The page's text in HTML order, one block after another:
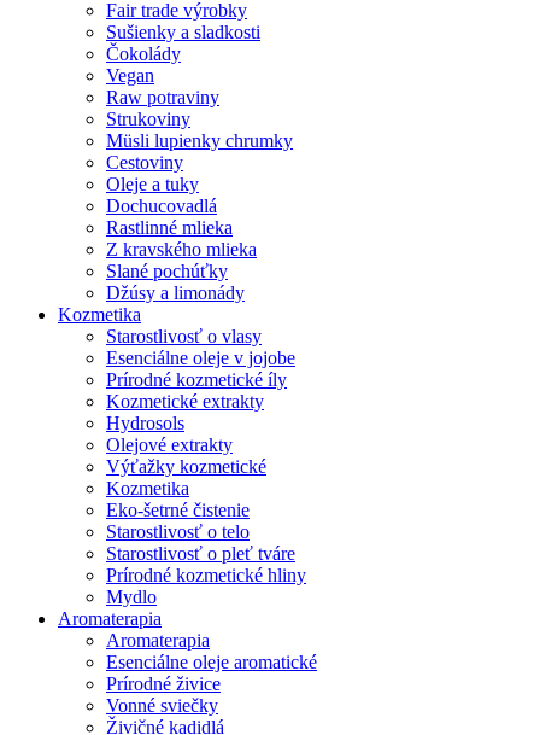
Fair trade výrobky
Sušienky a sladkosti
Čokolády
Vegan
Raw potraviny
Strukoviny
Müsli lupienky chrumky
Cestoviny
Oleje a tuky
Dochucovadlá
Rastlinné mlieka
Z kravského mlieka
Slané pochúťky
Džúsy a limonády
Kozmetika
Starostlivosť o vlasy
Esenciálne oleje v jojobe
Prírodné kozmetické íly
Kozmetické extrakty
Hydrosols
Olejové extrakty
Výťažky kozmetické
Kozmetika
Eko-šetrné čistenie
Starostlivosť o telo
Starostlivosť o pleť tváre
Prírodné kozmetické hliny
Mydlo
Aromaterapia
Aromaterapia
Esenciálne oleje aromatické
Prírodné živice
Vonné sviečky
Živičné kadidlá